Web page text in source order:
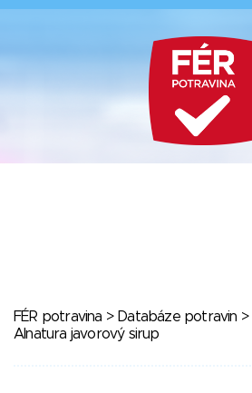
FÉR potravina > Databáze potravin >
Alnatura javorový sirup